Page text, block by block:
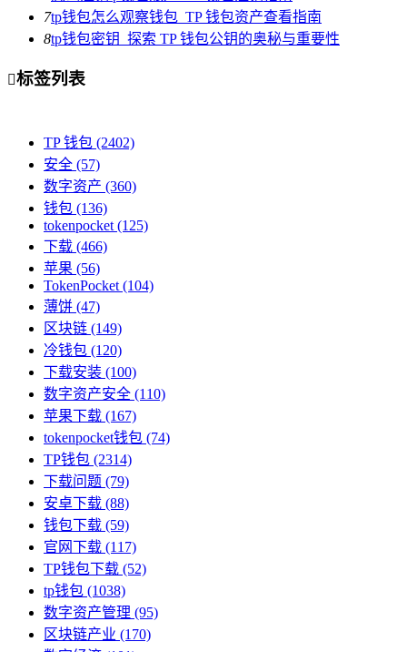
7tp钱包怎么观察钱包_TP 钱包资产查看指南
8tp钱包密钥_探索 TP 钱包公钥的奥秘与重要性
标签列表
TP 钱包 (2402)
安全 (57)
数字资产 (360)
钱包 (136)
tokenpocket (125)
下载 (466)
苹果 (56)
TokenPocket (104)
薄饼 (47)
区块链 (149)
冷钱包 (120)
下载安装 (100)
数字资产安全 (110)
苹果下载 (167)
tokenpocket钱包 (74)
TP钱包 (2314)
下载问题 (79)
安卓下载 (88)
钱包下载 (59)
官网下载 (117)
TP钱包下载 (52)
tp钱包 (1038)
数字资产管理 (95)
区块链产业 (170)